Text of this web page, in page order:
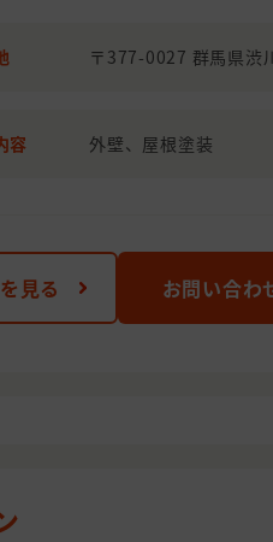
〒377-0027 群馬県渋
容 外壁、屋根塗装
見る お問い合わ